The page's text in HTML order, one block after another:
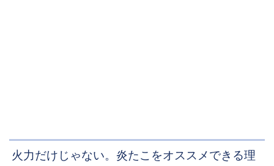
火力だけじゃない。炎たこをオススメできる理